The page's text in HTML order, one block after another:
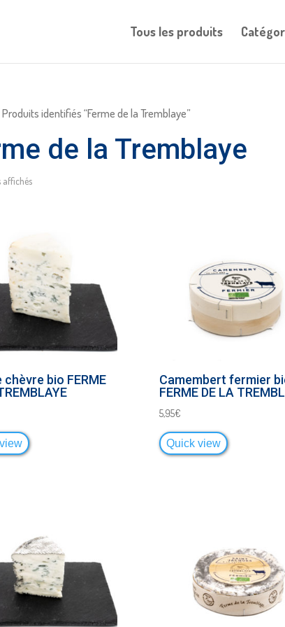
Tous les produits
identifiés “Ferme de la Tremblaye”
de la Tremblaye
affichés
chèvre bio FERME
Camembert fermier
FERME DE LA
5,95€
Quick view